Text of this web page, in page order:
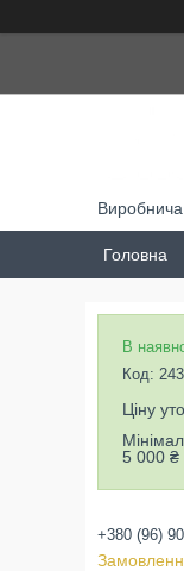
Виробнича
Головна
В
Код:
Ціну
5 000 ₴
+380 (96)